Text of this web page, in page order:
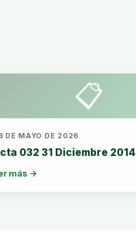
📋
DE MAYO DE 2026
032 31 Diciembre 2014
más →